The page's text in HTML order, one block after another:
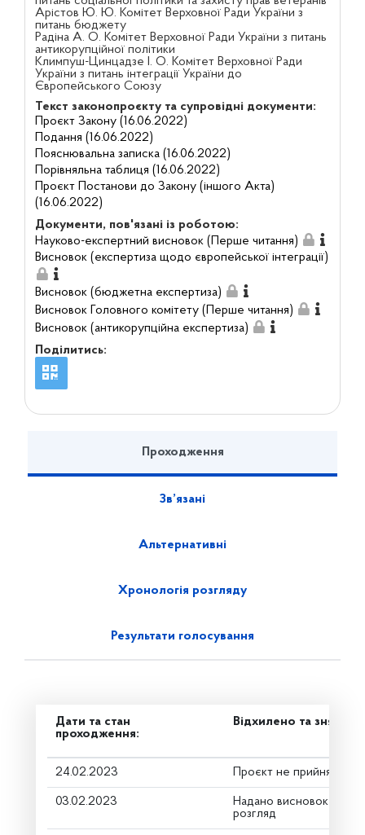
Арістов Ю. Ю. Комітет Верховної Ради України з
питань бюджету
Радіна А. О. Комітет Верховної Ради України з питань
антикорупційної політики
Климпуш-Цинцадзе І. О. Комітет Верховної Ради
України з питань інтеграції України до
Європейського Союзу
Текст законопроєкту та супровідні документи:
Проєкт Закону (16.06.2022)
Подання (16.06.2022)
Пояснювальна записка (16.06.2022)
Порівняльна таблиця (16.06.2022)
Проєкт Постанови до Закону (іншого Акта)
(16.06.2022)
Документи, пов'язані із роботою:
Науково-експертний висновок (Перше читання)
Висновок (експертиза щодо європейської інтеграції)
Висновок (бюджетна експертиза)
Висновок Головного комітету (Перше читання)
Висновок (антикорупційна експертиза)
Поділитись:
Проходження
Зв’язані
Альтернативні
Хронологія розгляду
Результати голосування
Дати та стан
проходження:
Відхилено та знято з
24.02.2023 Проєкт не прийнято
03.02.2023
Надано висновок
розгляд